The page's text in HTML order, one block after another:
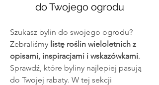
do Twojego ogrodu
Szukasz bylin do swojego ogrodu?
Zebraliśmy listę roślin wieloletnich z
opisami, inspiracjami i wskazówkami.
Sprawdź, które byliny najlepiej pasują
do Twojej rabaty. W tej sekcji